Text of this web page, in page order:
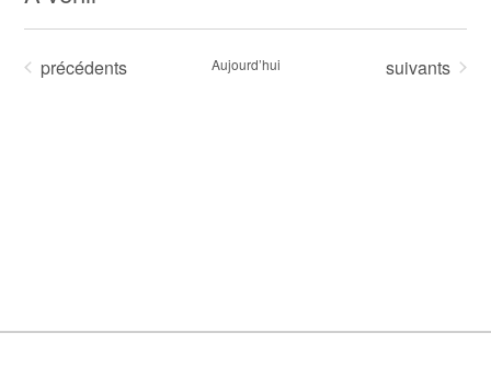
date.Évènements
précédents Aujourd’hui Évènements
suivants